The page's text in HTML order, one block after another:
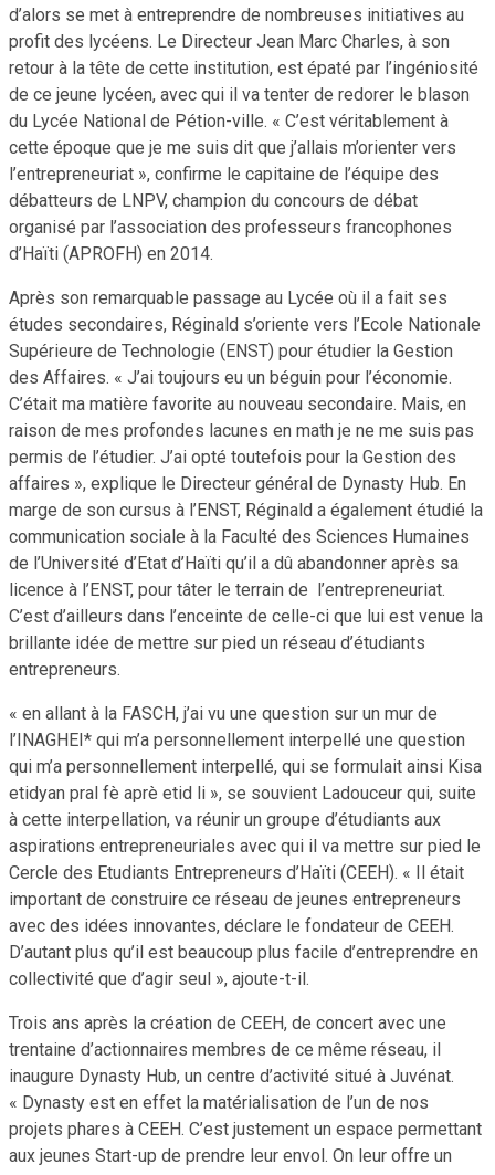
d’alors se met à entreprendre de nombreuses initiatives au
profit des lycéens. Le Directeur Jean Marc Charles, à son
retour à la tête de cette institution, est épaté par l’ingéniosité
de ce jeune lycéen, avec qui il va tenter de redorer le blason
du Lycée National de Pétion-ville. « C’est véritablement à
cette époque que je me suis dit que j’allais m’orienter vers
l’entrepreneuriat », confirme le capitaine de l’équipe des
débatteurs de LNPV, champion du concours de débat
organisé par l’association des professeurs francophones
d’Haïti (APROFH) en 2014.
Après son remarquable passage au Lycée où il a fait ses
études secondaires, Réginald s’oriente vers l’Ecole Nationale
Supérieure de Technologie (ENST) pour étudier la Gestion
des Affaires. « J’ai toujours eu un béguin pour l’économie.
C’était ma matière favorite au nouveau secondaire. Mais, en
raison de mes profondes lacunes en math je ne me suis pas
permis de l’étudier. J’ai opté toutefois pour la Gestion des
affaires », explique le Directeur général de Dynasty Hub. En
marge de son cursus à l’ENST, Réginald a également étudié la
communication sociale à la Faculté des Sciences Humaines
de l’Université d’Etat d’Haïti qu’il a dû abandonner après sa
licence à l’ENST, pour tâter le terrain de l’entrepreneuriat.
C’est d’ailleurs dans l’enceinte de celle-ci que lui est venue la
brillante idée de mettre sur pied un réseau d’étudiants
entrepreneurs.
« en allant à la FASCH, j’ai vu une question sur un mur de
l’INAGHEI* qui m’a personnellement interpellé une question
qui m’a personnellement interpellé, qui se formulait ainsi Kisa
etidyan pral fè aprè etid li », se souvient Ladouceur qui, suite
à cette interpellation, va réunir un groupe d’étudiants aux
aspirations entrepreneuriales avec qui il va mettre sur pied le
Cercle des Etudiants Entrepreneurs d’Haïti (CEEH). « Il était
important de construire ce réseau de jeunes entrepreneurs
avec des idées innovantes, déclare le fondateur de CEEH.
D’autant plus qu’il est beaucoup plus facile d’entreprendre en
collectivité que d’agir seul », ajoute-t-il.
Trois ans après la création de CEEH, de concert avec une
trentaine d’actionnaires membres de ce même réseau, il
inaugure Dynasty Hub, un centre d’activité situé à Juvénat.
« Dynasty est en effet la matérialisation de l’un de nos
projets phares à CEEH. C’est justement un espace permettant
aux jeunes Start-up de prendre leur envol. On leur offre un